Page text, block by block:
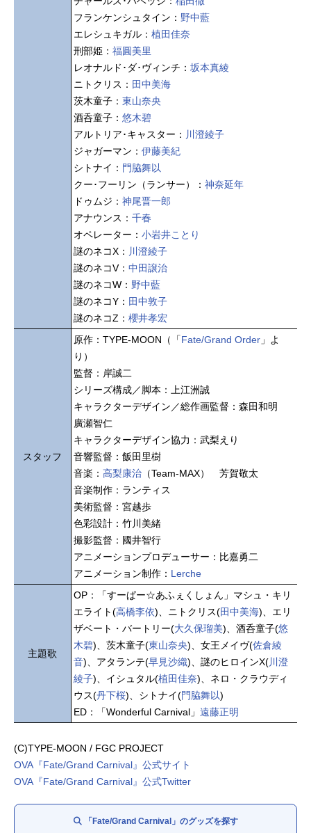
フランケンシュタイン： 野中藍
エレシュキガル： 植田佳奈
刑部姫： 福圓美里
レオナルド･ダ･ヴィンチ： 坂本真綾
ニトクリス： 田中美海
茨木童子： 東山奈央
酒呑童子： 悠木碧
アルトリア･キャスター： 川澄綾子
ジャガーマン： 伊藤美紀
シトナイ： 門脇舞以
クー･フーリン（ランサー）： 神奈延年
ドゥムジ： 神尾晋一郎
アナウンス： 千春
オペレーター： 小岩井ことり
謎のネコX： 川澄綾子
謎のネコV： 中田譲治
謎のネコW： 野中藍
謎のネコY： 田中敦子
謎のネコZ： 櫻井孝宏
スタッフ
原作：TYPE-MOON（「Fate/Grand Order 」よ
り）
監督：岸誠二
シリーズ構成／脚本：上江洲誠
キャラクターデザイン／総作画監督：森田和明
廣瀬智仁
キャラクターデザイン協力：武梨えり
音響監督：飯田里樹
音楽： 高梨康治 （Team-MAX） 芳賀敬太
音楽制作：ランティス
美術監督：宮越歩
色彩設計：竹川美緒
撮影監督：國井智行
アニメーションプロデューサー：比嘉勇二
アニメーション制作： Lerche
主題歌
OP：「すーぱー☆あふぇくしょん」マシュ・キリ
エライト(高橋李依)、ニトクリス(田中美海)、エリ
ザベート・バートリー(大久保瑠美)、酒呑童子(悠
木碧)、茨木童子(東山奈央)、女王メイヴ(佐倉綾
音)、アタランテ(早見沙織)、謎のヒロインX(川澄
綾子)、イシュタル(植田佳奈)、ネロ・クラウディ
ウス(丹下桜)、シトナイ(門脇舞以)
ED：「Wonderful Carnival」 遠藤正明
(C)TYPE-MOON / FGC PROJECT
OVA『Fate/Grand Carnival』公式サイト
OVA『Fate/Grand Carnival』公式Twitter
「Fate/Grand Carnival」のグッズを探す